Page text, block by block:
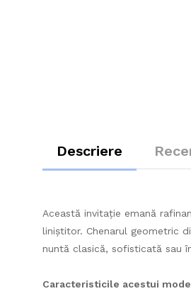
Descriere
Această invitație emană
liniștitor. Chenarul geometric
nuntă clasică, sofisticată sau
Caracteristicile acestui